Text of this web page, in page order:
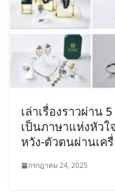
เล่าเรื่องราวผ่าน
เป็นภาษาแห่งหัว
หวัง-ตัวตนผ่านเค
กรกฎาคม 24, 2025